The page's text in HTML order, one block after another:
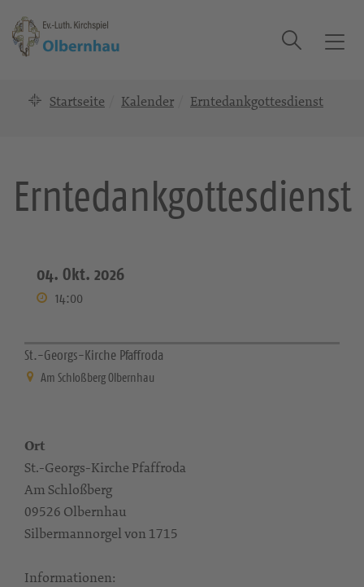
T
v
Suche
Startseite Kalender Erntedankgottesdienst
Erntedankgottesdienst
04. Okt. 2026
14:00
St.-Georgs-Kirche Pfaffroda
Am Schloßberg Olbernhau
Ort
St.-Georgs-Kirche Pfaffroda
Am Schloßberg
09526 Olbernhau
Silbermannorgel von 1715
Informationen: